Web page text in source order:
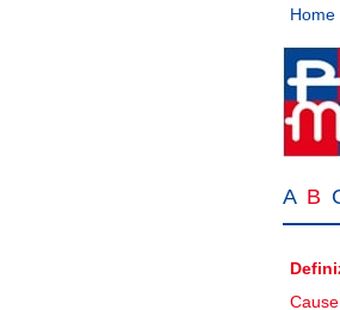
Home
A B
Cause